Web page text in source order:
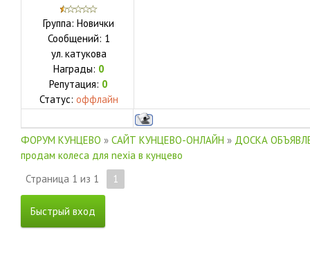
Группа: Новички
Сообщений: 1
ул. катукова
Награды: 0
Репутация: 0
Статус: оффлайн
ФОРУМ КУНЦЕВО » САЙТ КУНЦЕВО-ОНЛАЙН » ДОСКА
продам колеса для nexia в кунцево
Страница 1 из 1 1